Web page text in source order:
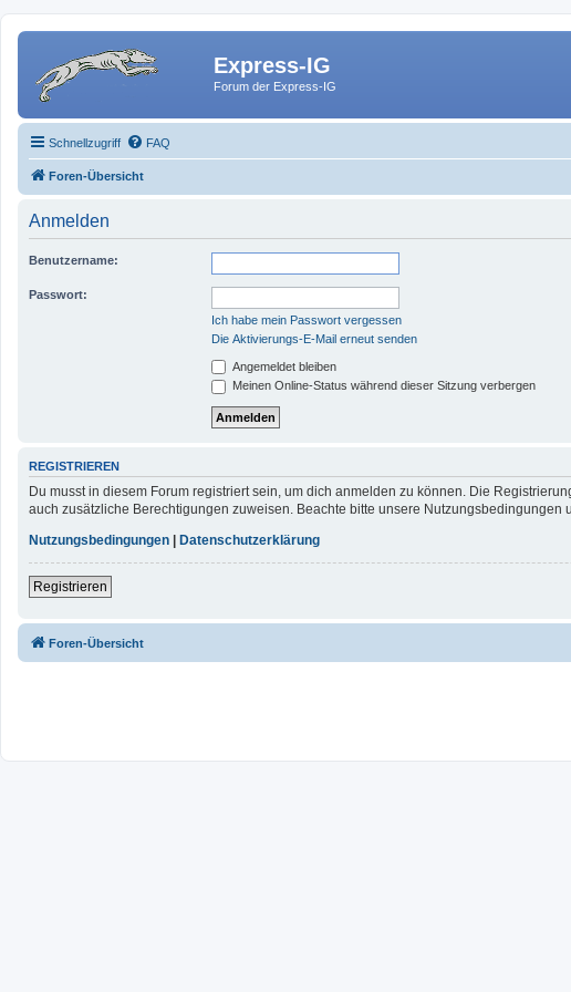
Express-IG
Forum der Express-IG
Schnellzugriff FAQ
Foren-Übersicht
Anmelden
Benutzername:
Passwort:
Ich habe mein Passwort vergessen
Die Aktivierungs-E-Mail erneut senden
Angemeldet bleiben
Meinen Online-Status während dieser Sitzung verbergen
REGISTRIEREN
Du musst in diesem Forum registriert sein, um dich anmelden zu können. Die
auch zusätzliche Berechtigungen zuweisen. Beachte bitte unsere
Nutzungsbedingungen
Datenschutzerklärung
Registrieren
Foren-Übersicht